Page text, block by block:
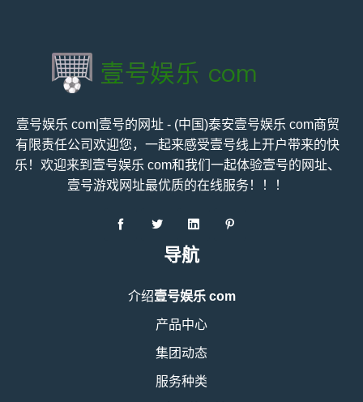
壹号娱乐 com|壹号的网址 - (中国)泰安壹号娱乐 com商贸
有限责任公司欢迎您，一起来感受壹号线上开户带来的快
乐！欢迎来到壹号娱乐 com和我们一起体验壹号的网址、
壹号游戏网址最优质的在线服务！！！
导航
介绍壹号娱乐 com
产品中心
集团动态
服务种类